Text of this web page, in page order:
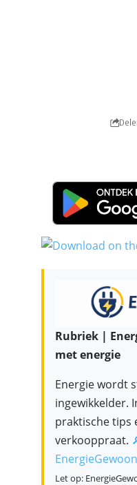
Rubriek |
met energie
Energie wordt
ingewikkelder.
praktische tips
verkooppraat.
Let op: